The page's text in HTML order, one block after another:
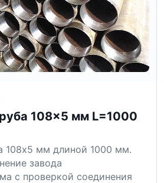
108×5 мм L=1000
108x5 мм длиной 1000 мм.
завода
с проверкой соединения